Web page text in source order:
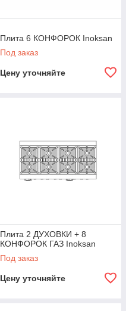
Плита 6 КОНФОРОК Inoksan
Под заказ
Цену уточняйте
Плита 2 ДУХОВКИ + 8
КОНФОРОК ГАЗ Inoksan
Под заказ
Цену уточняйте